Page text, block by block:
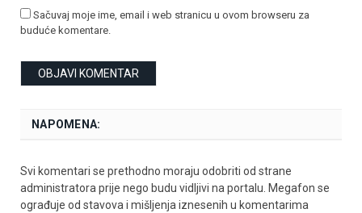
Sačuvaj moje ime, email i web stranicu u ovom browseru za
buduće komentare.
NAPOMENA:
Svi komentari se prethodno moraju odobriti od strane
administratora prije nego budu vidljivi na portalu. Megafon se
ograđuje od stavova i mišljenja iznesenih u komentarima